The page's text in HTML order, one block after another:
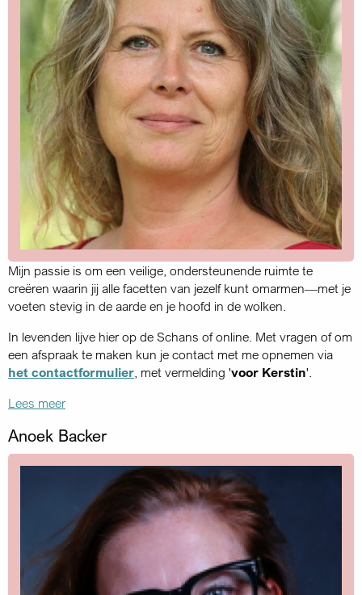
Mijn passie is om een veilige, ondersteunende ruimte te
creëren waarin jij alle facetten van jezelf kunt omarmen—met je
voeten stevig in de aarde en je hoofd in de wolken.
In levenden lijve hier op de Schans of online. Met vragen of om
een afspraak te maken kun je contact met me opnemen via
het contactformulier, met vermelding 'voor Kerstin'.
Lees meer
Anoek Backer